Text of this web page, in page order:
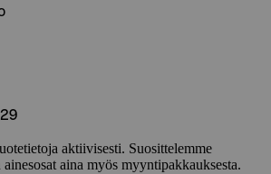
aktiivisesti. Suosittelemme
aina myös myyntipakkauksesta.